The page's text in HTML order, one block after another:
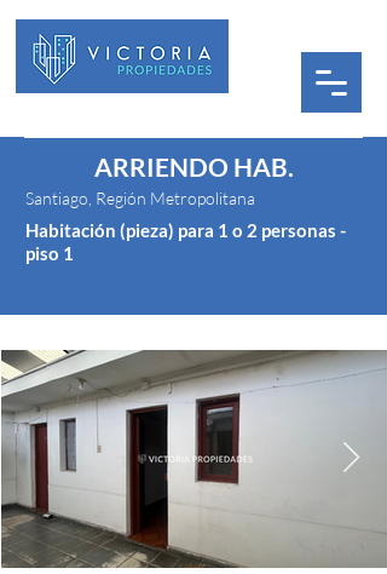
ARRIENDO HAB.
Santiago, Región Metropolitana
Habitación (pieza) para 1 o 2 personas -
piso 1